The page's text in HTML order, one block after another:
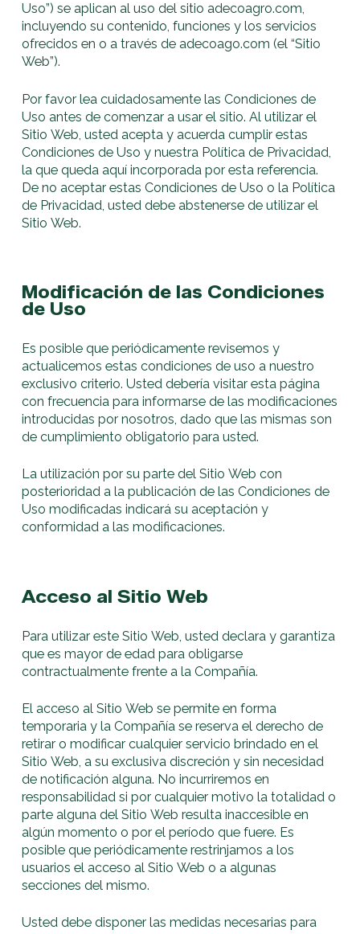
Uso”) se aplican al uso del sitio adecoagro.com,
incluyendo su contenido, funciones y los servicios
ofrecidos en o a través de adecoago.com (el “Sitio
Web”).
Por favor lea cuidadosamente las Condiciones de
Uso antes de comenzar a usar el sitio. Al utilizar el
Sitio Web, usted acepta y acuerda cumplir estas
Condiciones de Uso y nuestra Política de Privacidad,
la que queda aquí incorporada por esta referencia.
De no aceptar estas Condiciones de Uso o la Política
de Privacidad, usted debe abstenerse de utilizar el
Sitio Web.
Modificación de las Condiciones
de Uso
Es posible que periódicamente revisemos y
actualicemos estas condiciones de uso a nuestro
exclusivo criterio. Usted debería visitar esta página
con frecuencia para informarse de las modificaciones
introducidas por nosotros, dado que las mismas son
de cumplimiento obligatorio para usted.
La utilización por su parte del Sitio Web con
posterioridad a la publicación de las Condiciones de
Uso modificadas indicará su aceptación y
conformidad a las modificaciones.
Acceso al Sitio Web
Para utilizar este Sitio Web, usted declara y garantiza
que es mayor de edad para obligarse
contractualmente frente a la Compañía.
El acceso al Sitio Web se permite en forma
temporaria y la Compañía se reserva el derecho de
retirar o modificar cualquier servicio brindado en el
Sitio Web, a su exclusiva discreción y sin necesidad
de notificación alguna. No incurriremos en
responsabilidad si por cualquier motivo la totalidad o
parte alguna del Sitio Web resulta inaccesible en
algún momento o por el período que fuere. Es
posible que periódicamente restrinjamos a los
usuarios el acceso al Sitio Web o a algunas
secciones del mismo.
Usted debe disponer las medidas necesarias para